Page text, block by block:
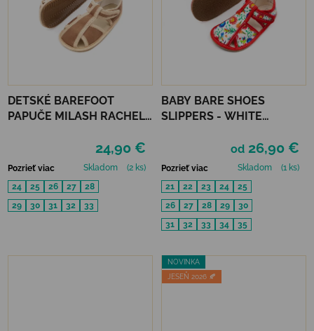
DETSKÉ BAREFOOT
PAPUČE MILASH RACHEL -
24,90 €
Pozrieť viac Skladom
(2 ks)
24
25 26 27
28
29
30 31 32 33
BABY BARE SHOES
SLIPPERS - WHITE
od 26,90 €
Pozrieť viac Skladom
(1 ks)
21
22 23 24
25
26
27 28 29
30
31
32 33 34 35
NOVINKA
JESEŇ 2026 🍂